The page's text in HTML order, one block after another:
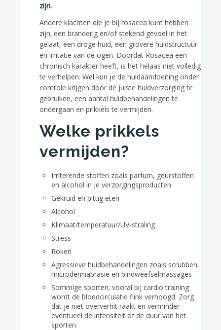
zijn.
Andere klachten die je bij rosacea kunt hebben
zijn; een branderig en/of stekend gevoel in het
gelaat, een droge huid, een grovere huidstructuur
en irritatie van de ogen. Doordat Rosacea een
chronisch karakter heeft, is het helaas niet volledig
te verhelpen. Wel kun je de huidaandoening onder
controle krijgen door de juiste huidverzorging te
gebruiken, een aantal huidbehandelingen te
ondergaan en prikkels te vermijden.
Welke prikkels
vermijden?
Irriterende stoffen zoals parfum, geurstoffen
en alcohol in je verzorgingsproducten
Gekruid en pittig eten
Alcohol
Klimaat/temperatuur/UV-straling
Stress
Roken
Agressieve huidbehandelingen zoals scrubben,
microdermabrasie en bindweefselmassages
Sommige sporten; vooral bij cardio training
wordt de bloedcirculatie flink verhoogd. Zorg
dat je niet oververhit raakt en verminder
eventueel de intensiteit of de duur van het
sporten.